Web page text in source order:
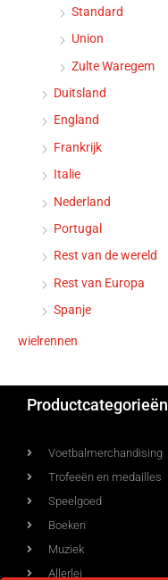
Standard
Union
Zulte Waregem
Duitsland
England
Frankrijk
Italie
Nederland
Portugal
Rest van de wereld
Rest van Europa
Spanje
wielrennen
Productcategorieën
Voetbalmerchandising
Trofeeën en medailles
Speelgoed
Boeken
Muziek
Allerlei